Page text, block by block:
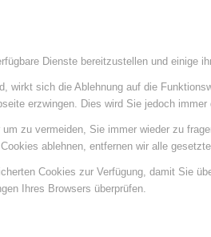
Dienste bereitzustellen und einige
wirkt sich die Ablehnung auf die
erzwingen. Dies wird Sie jedoch
zu vermeiden, Sie immer wieder zu
ablehnen, entfernen wir alle
Cookies zur Verfügung, damit Sie
Ihres Browsers überprüfen.